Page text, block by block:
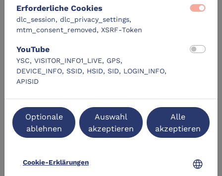
Erforderliche Cookies
dlc_session, dlc_privacy_settings,
mtm_consent_removed, XSRF-Token
YouTube
YSC, VISITOR_INFO1_LIVE, GPS,
DEVICE_INFO, SSID, HSID, SID, LOGIN_INFO,
APISID
Optionale
ablehnen
Auswahl
akzeptieren
Alle
akzeptieren
Cookie-Erklärungen language